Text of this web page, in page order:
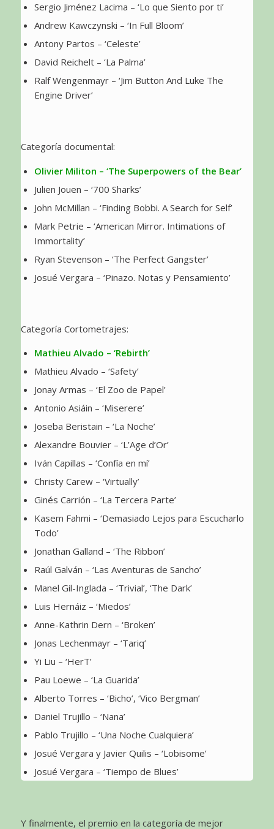
Sergio Jiménez Lacima – ‘Lo que Siento por ti’
Andrew Kawczynski – ‘In Full Bloom’
Antony Partos – ‘Celeste’
David Reichelt – ‘La Palma’
Ralf Wengenmayr – ‘Jim Button And Luke The
Engine Driver’
Categoría documental:
Olivier Militon – ‘The Superpowers of the Bear’
Julien Jouen – ‘700 Sharks’
John McMillan – ‘Finding Bobbi. A Search for Self’
Mark Petrie – ‘American Mirror. Intimations of
Immortality’
Ryan Stevenson – ‘The Perfect Gangster’
Josué Vergara – ‘Pinazo. Notas y Pensamiento’
Categoría Cortometrajes:
Mathieu Alvado – ‘Rebirth’
Mathieu Alvado – ‘Safety’
Jonay Armas – ‘El Zoo de Papel’
Antonio Asiáin – ‘Miserere’
Joseba Beristain – ‘La Noche’
Alexandre Bouvier – ‘L’Age d’Or’
Iván Capillas – ‘Confía en mí’
Christy Carew – ‘Virtually’
Ginés Carrión – ‘La Tercera Parte’
Kasem Fahmi – ‘Demasiado Lejos para Escucharlo
Todo’
Jonathan Galland – ‘The Ribbon’
Raúl Galván – ‘Las Aventuras de Sancho’
Manel Gil-Inglada – ‘Trivial’, ‘The Dark’
Luis Hernáiz – ‘Miedos’
Anne-Kathrin Dern – ‘Broken’
Jonas Lechenmayr – ‘Tariq’
Yi Liu – ‘HerT’
Pau Loewe – ‘La Guarida’
Alberto Torres – ‘Bicho’, ‘Vico Bergman’
Daniel Trujillo – ‘Nana’
Pablo Trujillo – ‘Una Noche Cualquiera’
Josué Vergara y Javier Quilis – ‘Lobisome’
Josué Vergara – ‘Tiempo de Blues’
Y finalmente, el premio en la categoría de mejor